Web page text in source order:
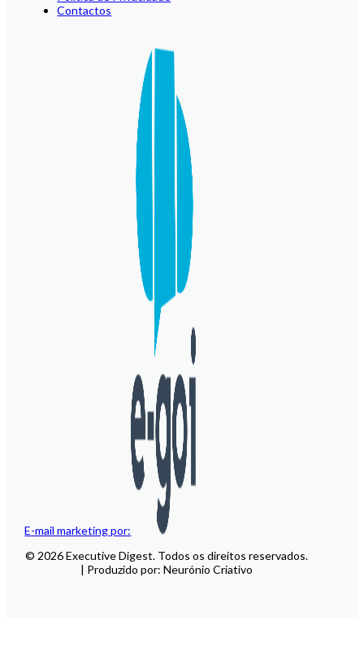
E-mail marketing por:
Contactos
© 2026 Executive Digest. Todos os direitos reservados.
| Produzido por: Neurónio Criativo